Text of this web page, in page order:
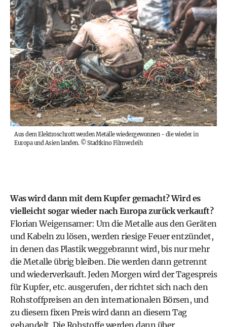
Aus dem Elektroschrott werden Metalle wiedergewonnen - die wieder in
Europa und Asien landen. ©Stadtkino Filmverleih
Was wird dann mit dem Kupfer gemacht? Wird es
vielleicht sogar wieder nach Europa zurück verkauft?
Florian Weigensamer: Um die Metalle aus den Geräten
und Kabeln zu lösen, werden riesige Feuer entzündet,
in denen das Plastik weggebrannt wird, bis nur mehr
die Metalle übrig bleiben. Die werden dann getrennt
und wiederverkauft. Jeden Morgen wird der Tagespreis
für Kupfer, etc. ausgerufen, der richtet sich nach den
Rohstoffpreisen an den internationalen Börsen, und
zu diesem fixen Preis wird dann an diesem Tag